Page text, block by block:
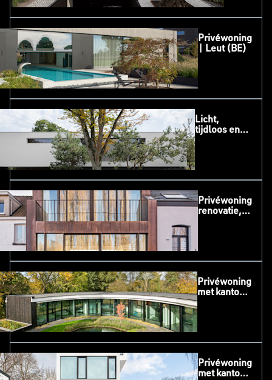
Privéwoning
| Leut (BE)
Licht,
tijdloos en
Privéwoning
renovatie,
Privéwoning
met kantoor,
Privéwoning
met kantoor,